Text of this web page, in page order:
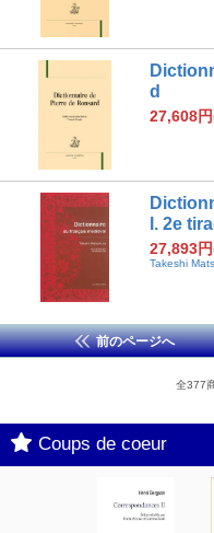
d
27,608
l. 2e
27,893
Takeshi
前のページへ
全377
Coups de coeur